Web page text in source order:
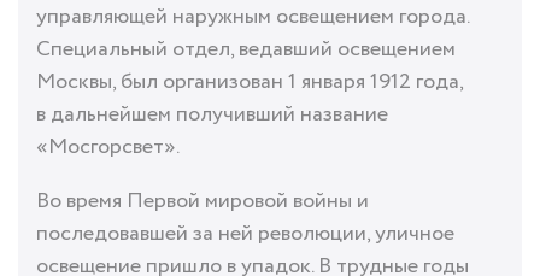
управляющей наружным освещением города.
Специальный отдел, ведавший освещением
Москвы, был организован 1 января 1912 года,
в дальнейшем получивший название
«Мосгорсвет».
Во время Первой мировой войны и
последовавшей за ней революции, уличное
освещение пришло в упадок. В трудные годы